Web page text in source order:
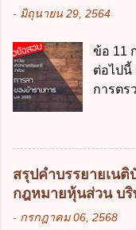
สำรอง
บาท ข
บาท ข้
กฎหมา
ข้อมูลส่
เรียน
สำคัญ
ลบข้อ
ส่วนบุ
สามาร
เงื่อนไ
- มิถุนายน 29, 2564
ข้อ 11
ต่อไปนี้
การตร
ปฏิบัติ
ต้องเกี่
บุตร ก
ลาได้เ
นับแต่
กันไม่เ
สรุปคำบรรยายเน
กฎหมายหุ้นส่วน บริ
- กรกฎาคม 06, 2568